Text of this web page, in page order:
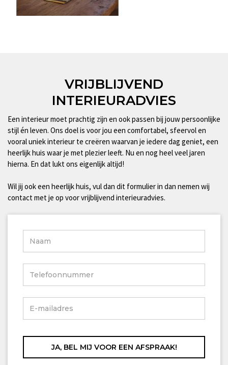
VRIJBLIJVEND
INTERIEURADVIES
Een interieur moet prachtig zijn en ook passen bij jouw persoonlijke
stijl én leven. Ons doel is voor jou een comfortabel, sfeervol en
vooral uniek interieur te creëren waarvan je iedere dag geniet, een
heerlijk huis waar je met plezier leeft. Nu en nog heel veel jaren
hierna. En dat lukt ons eigenlijk altijd!
Wil jij ook een heerlijk huis, vul dan dit formulier in dan nemen wij
contact met je op voor vrijblijvend interieuradvies.